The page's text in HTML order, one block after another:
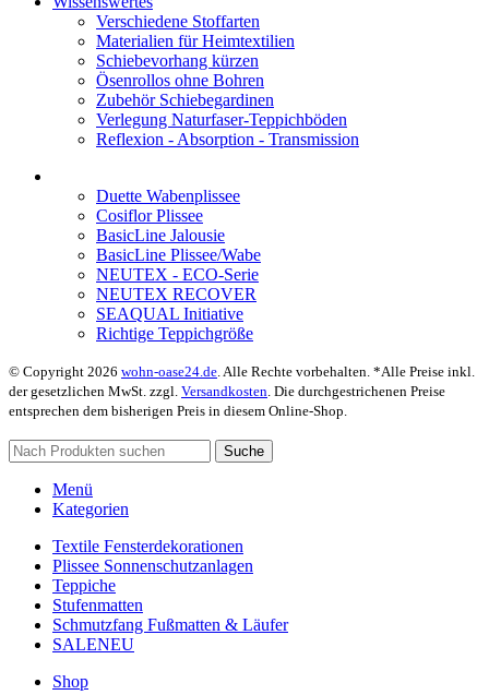
Verschiedene Stoffarten
Materialien für Heimtextilien
Schiebevorhang kürzen
Ösenrollos ohne Bohren
Zubehör Schiebegardinen
Verlegung Naturfaser-Teppichböden
Reflexion - Absorption - Transmission
Duette Wabenplissee
Cosiflor Plissee
BasicLine Jalousie
BasicLine Plissee/Wabe
NEUTEX - ECO-Serie
NEUTEX RECOVER
SEAQUAL Initiative
Richtige Teppichgröße
© Copyright 2026 wohn-oase24.de . Alle Rechte vorbehalten. *Alle Preise inkl.
der gesetzlichen MwSt. zzgl. Versandkosten . Die durchgestrichenen Preise
entsprechen dem bisherigen Preis in diesem Online-Shop.
Suche
Menü
Kategorien
Textile Fensterdekorationen
Plissee Sonnenschutzanlagen
Teppiche
Stufenmatten
Schmutzfang Fußmatten & Läufer
SALENEU
Shop